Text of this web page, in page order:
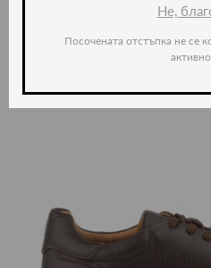
Не,
Посочената отстъпка не се